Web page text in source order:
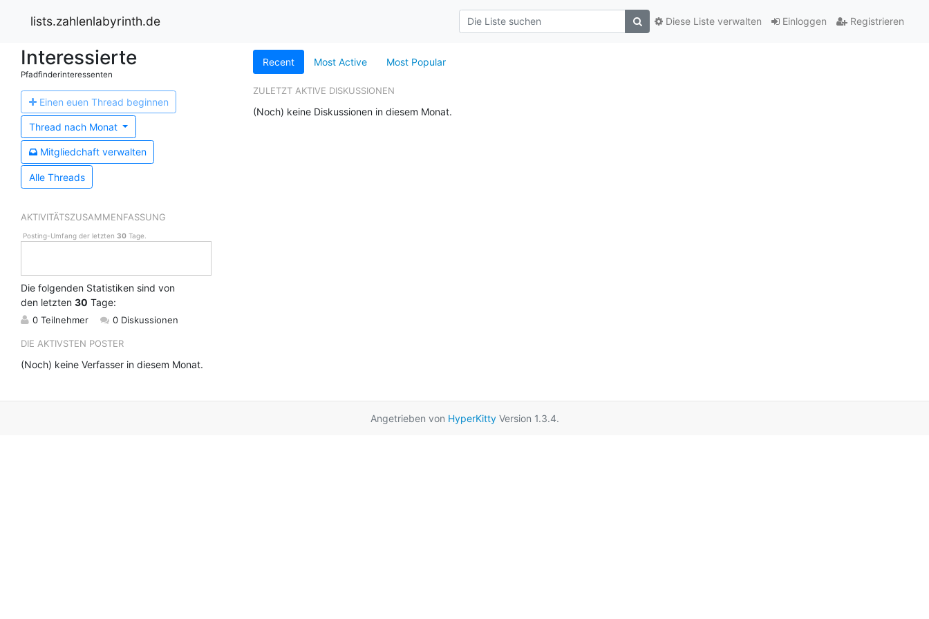
lists.zahlenlabyrinth.de Einloggen Registrieren
Diese Liste verwalten
Interessierte
Pfadfinderinteressenten
Einen euen Thread beginnen
Thread nachMonat
Mitgliedchaft verwalten
Alle Threads
AKTIVITÄTSZUSAMMENFASSUNG
Posting-Umfang der letzten 30Tage.
Die folgenden Statistiken sind von
den letzten 30 Tage:
0 Teilnehmer 0 Diskussionen
DIE AKTIVSTEN POSTER
(Noch) keine Verfasser in diesem Monat.
Recent Most Active Most Popular
ZULETZT AKTIVE DISKUSSIONEN
(Noch) keine Diskussionen in diesem Monat.
Angetrieben von HyperKittyVersion 1.3.4.